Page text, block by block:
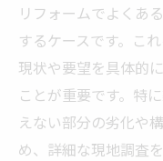
リフォームでよくあ
するケースです。こ
現状や要望を具体的
ことが重要です。特
えない部分の劣化や
め、詳細な現地調査